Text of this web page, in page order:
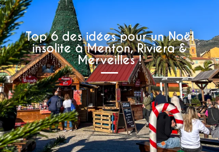
Top 6 des idées pour un Noël
insolite à Menton, Riviera &
Merveilles !